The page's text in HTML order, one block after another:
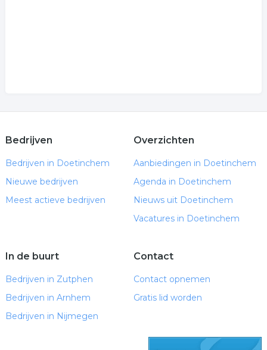
Bedrijven
Bedrijven in Doetinchem
Nieuwe bedrijven
Meest actieve bedrijven
Overzichten
Aanbiedingen in Doetinchem
Agenda in Doetinchem
Nieuws uit Doetinchem
Vacatures in Doetinchem
In de buurt
Bedrijven in Zutphen
Bedrijven in Arnhem
Bedrijven in Nijmegen
Contact
Contact opnemen
Gratis lid worden